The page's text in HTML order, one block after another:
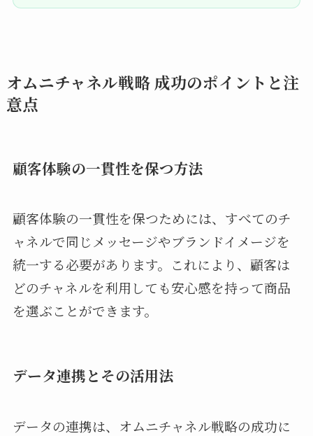
オムニチャネル戦略 成功のポイントと注
意点
顧客体験の一貫性を保つ方法
顧客体験の一貫性を保つためには、すべてのチ
ャネルで同じメッセージやブランドイメージを
統一する必要があります。これにより、顧客は
どのチャネルを利用しても安心感を持って商品
を選ぶことができます。
データ連携とその活用法
データの連携は、オムニチャネル戦略の成功に